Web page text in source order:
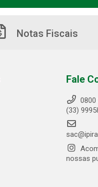
Notas Fiscais
Fale
0800
(33)
nossas